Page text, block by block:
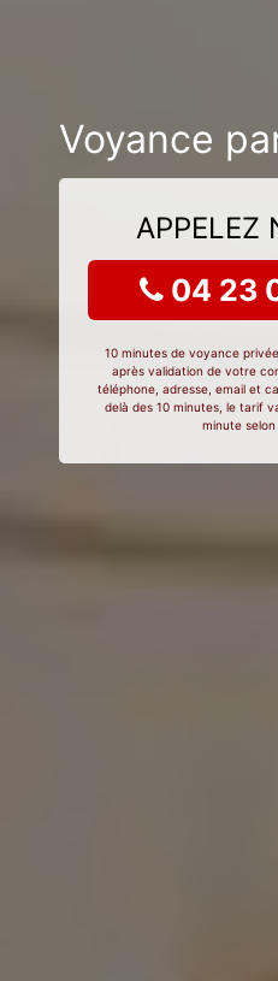
Voyance
APPELEZ
04 23
10 minutes de voyance
après validation de votre
téléphone, adresse, email et
delà des 10 minutes, le tarif
minute